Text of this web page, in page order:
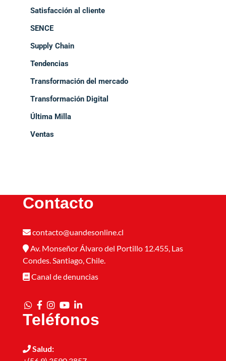
Satisfacción al cliente
SENCE
Supply Chain
Tendencias
Transformación del mercado
Transformación Digital
Última Milla
Ventas
Contacto
contacto@uandesonline.cl
Av. Monseñor Álvaro del Portillo 12.455, Las
Condes. Santiago, Chile.
Canal de denuncias
Teléfonos
Salud: